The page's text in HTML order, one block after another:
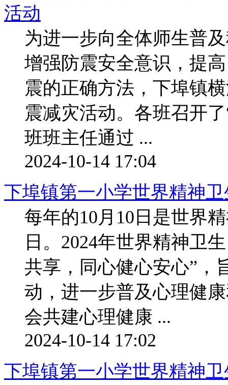
活动
为进一步向全体师生普
增强防震安全意识，提
震的正确方法，下埠镇
震减灾活动。各班召开
班班主任通过 ...
2024-10-14 17:04
下埠镇第一小学世界精神
每年的10月10日是世界
日。2024年世界精神卫
共享，同心健心安心”，
动，进一步普及心理健
会共建心理健康 ...
2024-10-14 17:02
下埠镇第一小学世界精神